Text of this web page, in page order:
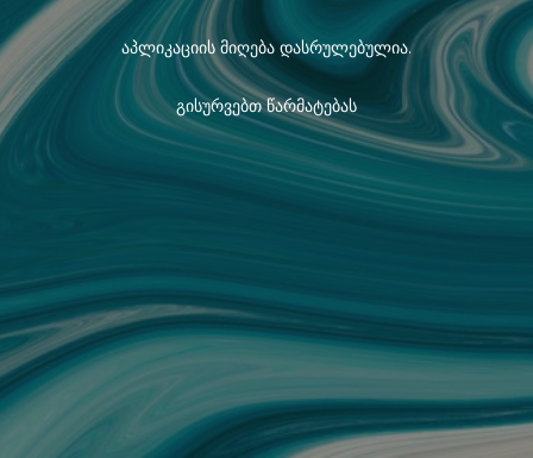
აპლიკაციის მიღება დასრულებულია.
გისურვებთ წარმატებას